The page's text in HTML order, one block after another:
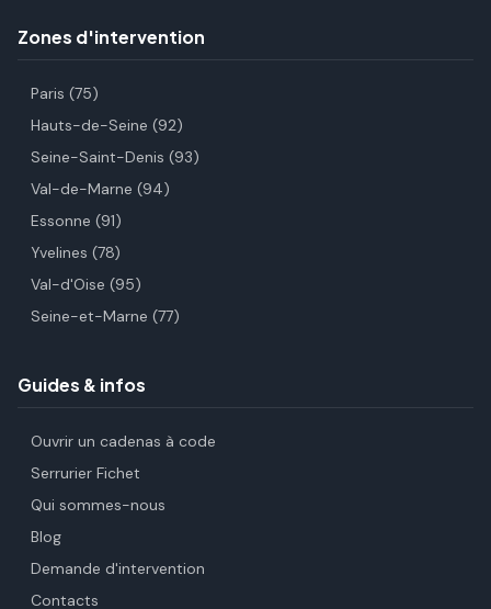
Zones d'intervention
Paris (75)
Hauts-de-Seine (92)
Seine-Saint-Denis (93)
Val-de-Marne (94)
Essonne (91)
Yvelines (78)
Val-d'Oise (95)
Seine-et-Marne (77)
Guides & infos
Ouvrir un cadenas à code
Serrurier Fichet
Qui sommes-nous
Blog
Demande d'intervention
Contacts